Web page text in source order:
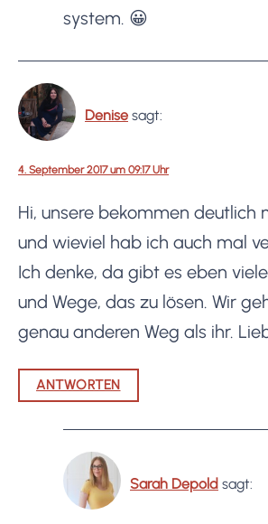
system. 😀
Denise sagt:
4. September 2017 um 09:17 Uhr
Hi, unsere bekommen deutlich
und wieviel hab ich auch mal
Ich denke, da gibt es eben
und Wege, das zu lösen. Wir
genau anderen Weg als ihr.
ANTWORTEN
Sarah Depold sagt: